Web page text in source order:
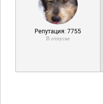
Репутация: 7755
В отпуске